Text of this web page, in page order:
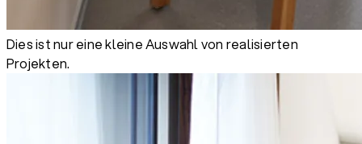
Dies ist nur eine kleine Auswahl von realisierten
Projekten.